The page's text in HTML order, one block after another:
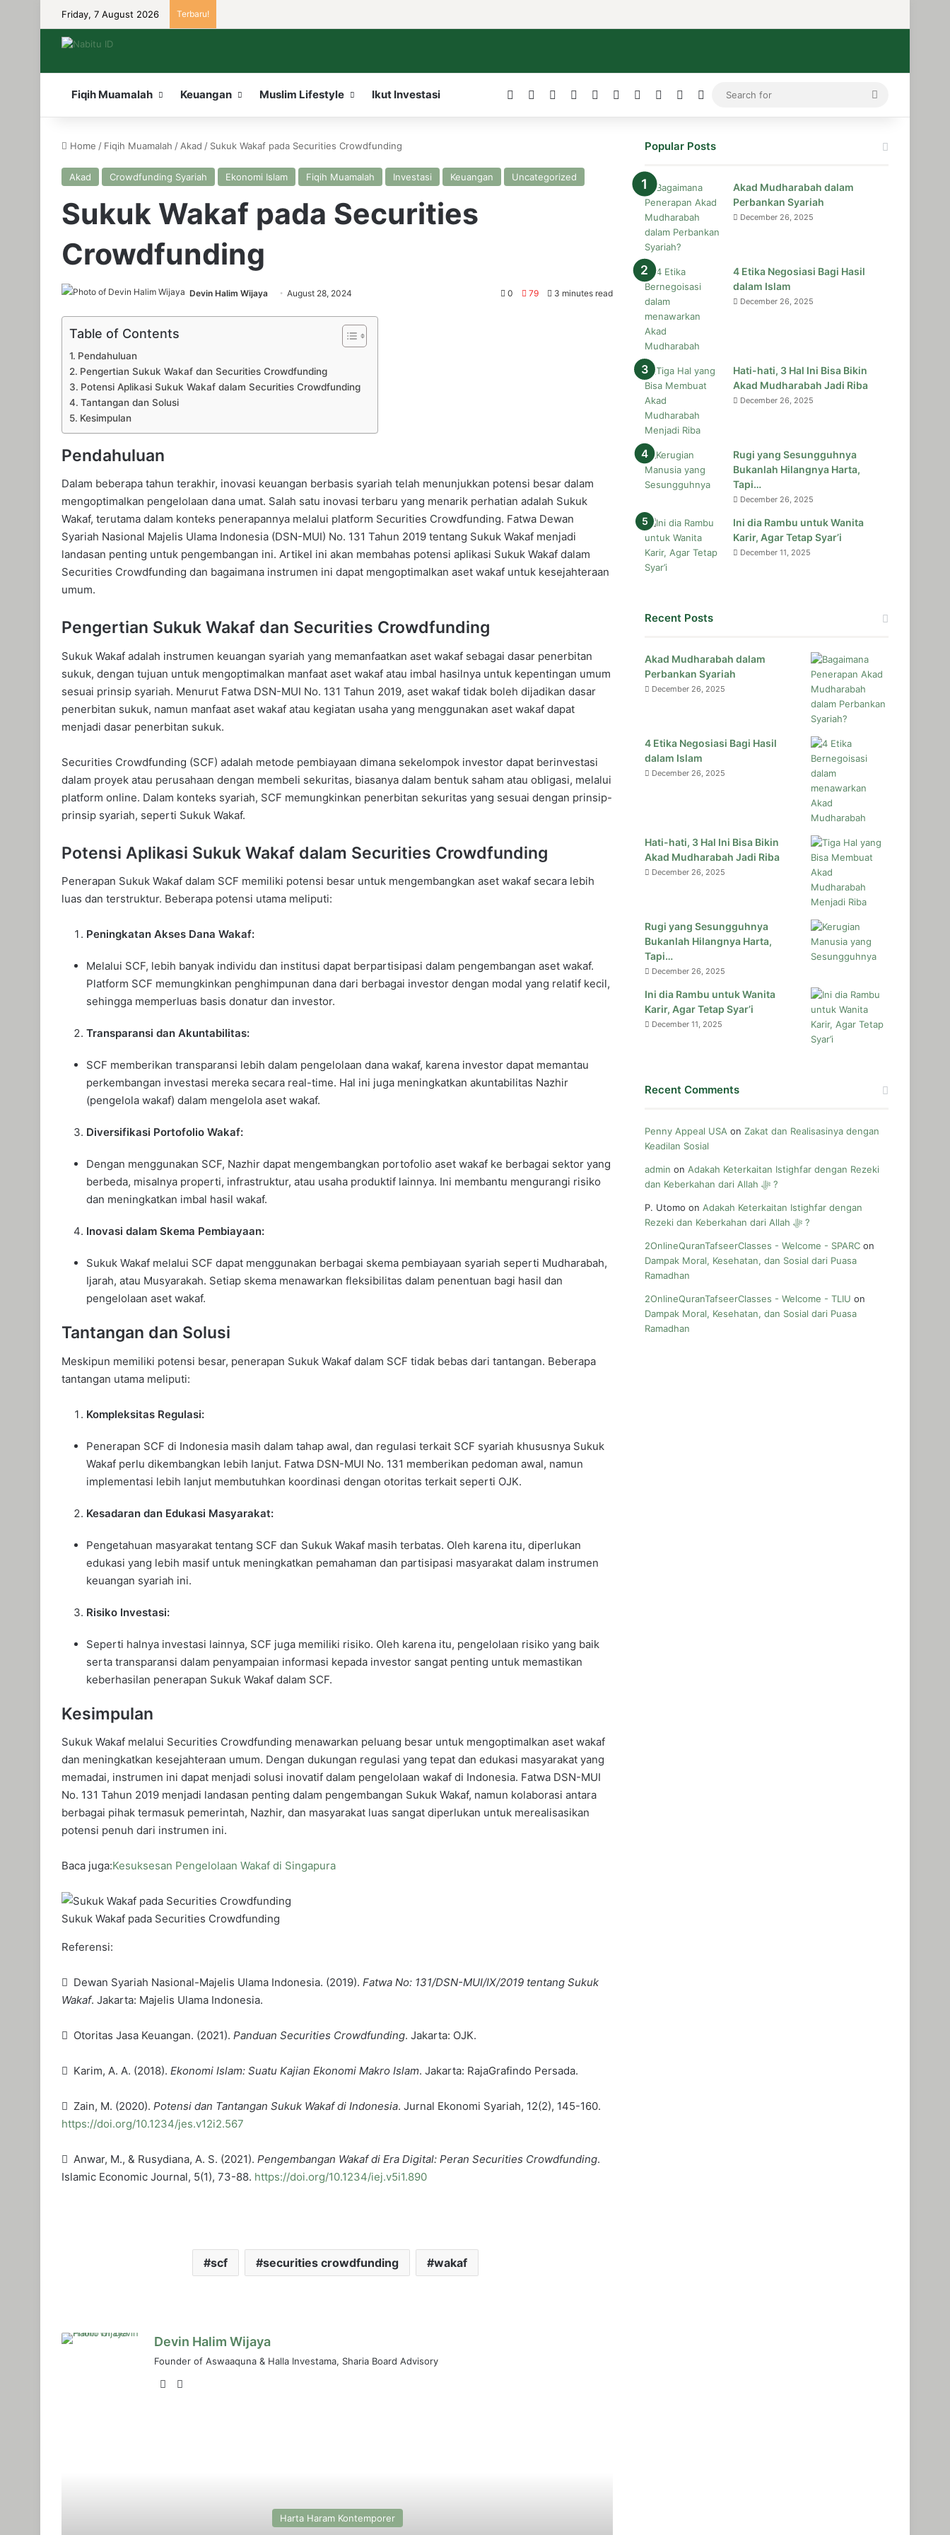
Friday, 7 August 2026 Terbaru!
Fiqih Muamalah Keuangan Muslim Lifestyle Ikut Investasi Facebook LinkedInYouTubeWordPress
InstagramMediumTelegram
TikTokWhatsApp
Search
for
Home / Fiqih Muamalah / Akad / Sukuk Wakaf pada Securities Crowdfunding
Akad Crowdfunding Syariah Ekonomi Islam Fiqih Muamalah Investasi Keuangan Uncategorized
Sukuk Wakaf pada Securities
Crowdfunding
Devin Halim Wijaya August 28, 2024 0 79 3 minutes read
Table of Contents
Pendahuluan
Pengertian Sukuk Wakaf dan Securities Crowdfunding
Potensi Aplikasi Sukuk Wakaf dalam Securities Crowdfunding
Tantangan dan Solusi
Kesimpulan
Pendahuluan
Dalam beberapa tahun terakhir, inovasi keuangan berbasis syariah telah menunjukkan potensi besar dalam
mengoptimalkan pengelolaan dana umat. Salah satu inovasi terbaru yang menarik perhatian adalah Sukuk
Wakaf, terutama dalam konteks penerapannya melalui platform Securities Crowdfunding. Fatwa Dewan
Syariah Nasional Majelis Ulama Indonesia (DSN-MUI) No. 131 Tahun 2019 tentang Sukuk Wakaf menjadi
landasan penting untuk pengembangan ini. Artikel ini akan membahas potensi aplikasi Sukuk Wakaf dalam
Securities Crowdfunding dan bagaimana instrumen ini dapat mengoptimalkan aset wakaf untuk kesejahteraan
umum.
Pengertian Sukuk Wakaf dan Securities Crowdfunding
Sukuk Wakaf adalah instrumen keuangan syariah yang memanfaatkan aset wakaf sebagai dasar penerbitan
sukuk, dengan tujuan untuk mengoptimalkan manfaat aset wakaf atau imbal hasilnya untuk kepentingan umum
sesuai prinsip syariah. Menurut Fatwa DSN-MUI No. 131 Tahun 2019, aset wakaf tidak boleh dijadikan dasar
penerbitan sukuk, namun manfaat aset wakaf atau kegiatan usaha yang menggunakan aset wakaf dapat
menjadi dasar penerbitan sukuk.
Securities Crowdfunding (SCF) adalah metode pembiayaan dimana sekelompok investor dapat berinvestasi
dalam proyek atau perusahaan dengan membeli sekuritas, biasanya dalam bentuk saham atau obligasi, melalui
platform online. Dalam konteks syariah, SCF memungkinkan penerbitan sekuritas yang sesuai dengan prinsip-
prinsip syariah, seperti Sukuk Wakaf.
Potensi Aplikasi Sukuk Wakaf dalam Securities Crowdfunding
Penerapan Sukuk Wakaf dalam SCF memiliki potensi besar untuk mengembangkan aset wakaf secara lebih
luas dan terstruktur. Beberapa potensi utama meliputi:
Peningkatan Akses Dana Wakaf:
Melalui SCF, lebih banyak individu dan institusi dapat berpartisipasi dalam pengembangan aset wakaf.
Platform SCF memungkinkan penghimpunan dana dari berbagai investor dengan modal yang relatif kecil,
sehingga memperluas basis donatur dan investor.
Transparansi dan Akuntabilitas:
SCF memberikan transparansi lebih dalam pengelolaan dana wakaf, karena investor dapat memantau
perkembangan investasi mereka secara real-time. Hal ini juga meningkatkan akuntabilitas Nazhir
(pengelola wakaf) dalam mengelola aset wakaf.
Diversifikasi Portofolio Wakaf:
Dengan menggunakan SCF, Nazhir dapat mengembangkan portofolio aset wakaf ke berbagai sektor yang
berbeda, misalnya properti, infrastruktur, atau usaha produktif lainnya. Ini membantu mengurangi risiko
dan meningkatkan imbal hasil wakaf.
Inovasi dalam Skema Pembiayaan:
Sukuk Wakaf melalui SCF dapat menggunakan berbagai skema pembiayaan syariah seperti Mudharabah,
Ijarah, atau Musyarakah. Setiap skema menawarkan fleksibilitas dalam penentuan bagi hasil dan
pengelolaan aset wakaf.
Tantangan dan Solusi
Meskipun memiliki potensi besar, penerapan Sukuk Wakaf dalam SCF tidak bebas dari tantangan. Beberapa
tantangan utama meliputi:
Kompleksitas Regulasi:
Penerapan SCF di Indonesia masih dalam tahap awal, dan regulasi terkait SCF syariah khususnya Sukuk
Wakaf perlu dikembangkan lebih lanjut. Fatwa DSN-MUI No. 131 memberikan pedoman awal, namun
implementasi lebih lanjut membutuhkan koordinasi dengan otoritas terkait seperti OJK.
Kesadaran dan Edukasi Masyarakat:
Pengetahuan masyarakat tentang SCF dan Sukuk Wakaf masih terbatas. Oleh karena itu, diperlukan
edukasi yang lebih masif untuk meningkatkan pemahaman dan partisipasi masyarakat dalam instrumen
keuangan syariah ini.
Risiko Investasi:
Seperti halnya investasi lainnya, SCF juga memiliki risiko. Oleh karena itu, pengelolaan risiko yang baik
serta transparansi dalam penyampaian informasi kepada investor sangat penting untuk memastikan
keberhasilan penerapan Sukuk Wakaf dalam SCF.
Kesimpulan
Sukuk Wakaf melalui Securities Crowdfunding menawarkan peluang besar untuk mengoptimalkan aset wakaf
dan meningkatkan kesejahteraan umum. Dengan dukungan regulasi yang tepat dan edukasi masyarakat yang
memadai, instrumen ini dapat menjadi solusi inovatif dalam pengelolaan wakaf di Indonesia. Fatwa DSN-MUI
No. 131 Tahun 2019 menjadi landasan penting dalam pengembangan Sukuk Wakaf, namun kolaborasi antara
berbagai pihak termasuk pemerintah, Nazhir, dan masyarakat luas sangat diperlukan untuk merealisasikan
potensi penuh dari instrumen ini.
Baca juga:Kesuksesan Pengelolaan Wakaf di Singapura
Sukuk Wakaf pada Securities Crowdfunding
Referensi:
 Dewan Syariah Nasional-Majelis Ulama Indonesia. (2019). Fatwa No: 131/DSN-MUI/IX/2019 tentang Sukuk
Wakaf. Jakarta: Majelis Ulama Indonesia.
 Otoritas Jasa Keuangan. (2021). Panduan Securities Crowdfunding. Jakarta: OJK.
 Karim, A. A. (2018). Ekonomi Islam: Suatu Kajian Ekonomi Makro Islam. Jakarta: RajaGrafindo Persada.
 Zain, M. (2020). Potensi dan Tantangan Sukuk Wakaf di Indonesia. Jurnal Ekonomi Syariah, 12(2), 145-160.
https://doi.org/10.1234/jes.v12i2.567
 Anwar, M., & Rusydiana, A. S. (2021). Pengembangan Wakaf di Era Digital: Peran Securities Crowdfunding.
Islamic Economic Journal, 5(1), 73-88. https://doi.org/10.1234/iej.v5i1.890
scf securities crowdfunding wakaf
Devin Halim Wijaya
Founder of Aswaaquna & Halla Investama, Sharia Board Advisory
LinkedIn
Harta Haram Kontemporer
Popular Posts
Akad Mudharabah dalam
Perbankan Syariah
December 26, 2025
4 Etika Negosiasi Bagi Hasil
dalam Islam
December 26, 2025
Hati-hati, 3 Hal Ini Bisa Bikin
Akad Mudharabah Jadi Riba
December 26, 2025
Rugi yang Sesungguhnya
Bukanlah Hilangnya Harta,
Tapi…
December 26, 2025
Ini dia Rambu untuk Wanita
Karir, Agar Tetap Syar’i
December 11, 2025
Recent Posts
Akad Mudharabah dalam
Perbankan Syariah
December 26, 2025
4 Etika Negosiasi Bagi Hasil
dalam Islam
December 26, 2025
Hati-hati, 3 Hal Ini Bisa Bikin
Akad Mudharabah Jadi Riba
December 26, 2025
Rugi yang Sesungguhnya
Bukanlah Hilangnya Harta,
Tapi…
December 26, 2025
Ini dia Rambu untuk Wanita
Karir, Agar Tetap Syar’i
December 11, 2025
Recent Comments
Penny Appeal USA on Zakat dan Realisasinya dengan
Keadilan Sosial
admin on Adakah Keterkaitan Istighfar dengan Rezeki
dan Keberkahan dari Allah ﷻ ?
P. Utomo on Adakah Keterkaitan Istighfar dengan
Rezeki dan Keberkahan dari Allah ﷻ ?
2OnlineQuranTafseerClasses - Welcome - SPARC on
Dampak Moral, Kesehatan, dan Sosial dari Puasa
Ramadhan
2OnlineQuranTafseerClasses - Welcome - TLIU on
Dampak Moral, Kesehatan, dan Sosial dari Puasa
Ramadhan